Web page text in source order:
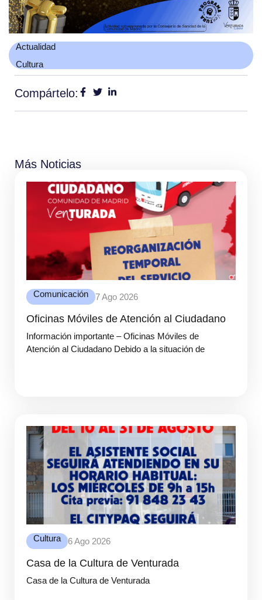
Actualidad
Cultura
Compártelo:
Más Noticias
Comunicación 7 Ago 2026
Oficinas Móviles de Atención al Ciudadano
Información importante – Oficinas Móviles de
Atención al Ciudadano Debido a la situación de
Cultura 6 Ago 2026
Casa de la Cultura de Venturada
Casa de la Cultura de Venturada